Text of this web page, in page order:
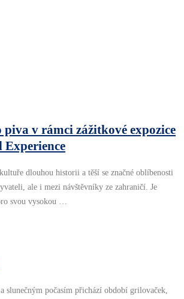
piva v rámci zážitkové expozice
dlouhou historii a těší se značné oblíbenosti
ale i mezi návštěvníky ze zahraničí. Je
svou vysokou …
slunečným počasím přichází období grilovaček,